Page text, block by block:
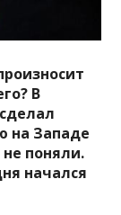
В
на Западе
поняли.
начался